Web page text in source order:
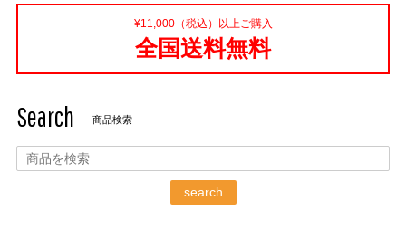
¥11,000（税込）以上ご購入
全国送料無料
Search 商品検索
search